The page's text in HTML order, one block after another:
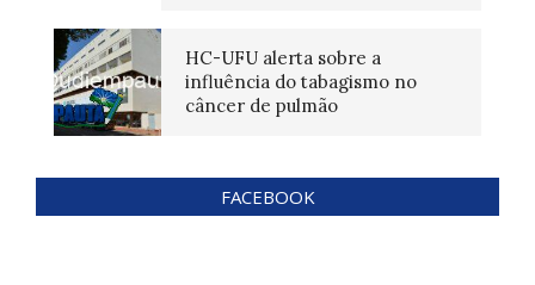
HC-UFU alerta sobre a
influência do tabagismo no
câncer de pulmão
FACEBOOK